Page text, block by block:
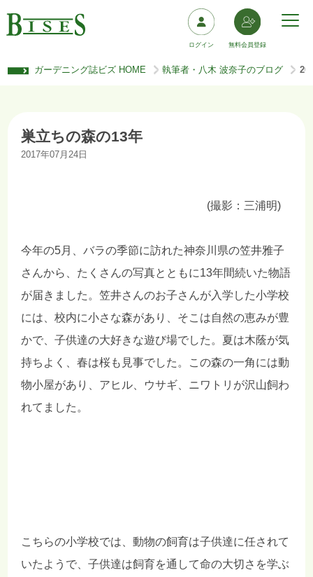
ログイン 無料会員登録
ガーデニング誌ビズ HOME > 執筆者・八木 波奈子のブログ >
巣立ちの森の13年
2017年07月24日
(撮影：三浦明)
今年の5月、バラの季節に訪れた神奈川県の笠井雅子
さんから、たくさんの写真とともに13年間続いた物語
が届きました。笠井さんのお子さんが入学した小学校
には、校内に小さな森があり、そこは自然の恵みが豊
かで、子供達の大好きな遊び場でした。夏は木蔭が気
持ちよく、春は桜も見事でした。この森の一角には動
物小屋があり、アヒル、ウサギ、ニワトリが沢山飼わ
れてました。
こちらの小学校では、動物の飼育は子供達に任されて
いたようで、子供達は飼育を通して命の大切さを学ぶ